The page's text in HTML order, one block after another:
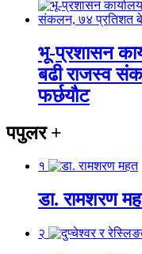
भू-प्रशासन
बढी राजस्व
फर्छयौट
पपुलर+
१
डा. रामशरण
२